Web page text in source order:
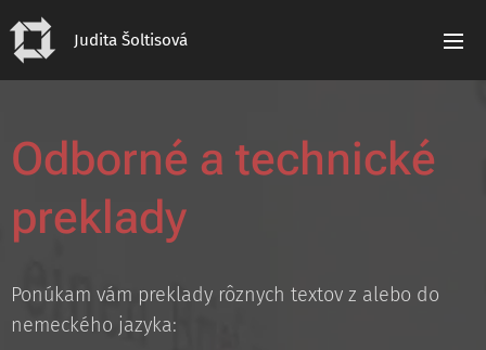
Judita Šoltisová
Odborné a technické
preklady
Ponúkam vám preklady rôznych textov z alebo do
nemeckého jazyka: